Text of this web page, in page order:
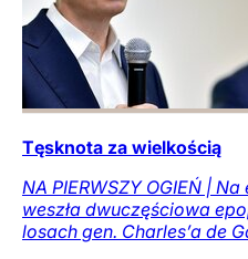
Tęsknota za wielkością
NA PIERWSZY OGIEŃ |
weszła dwuczęściowa
losach gen. Charles’a de